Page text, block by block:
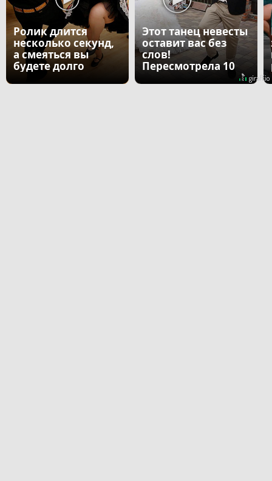
Ролик длится
несколько секунд,
а смеяться вы
будете долго
Этот танец невесты
оставит вас без
слов!
Пересмотрела 10